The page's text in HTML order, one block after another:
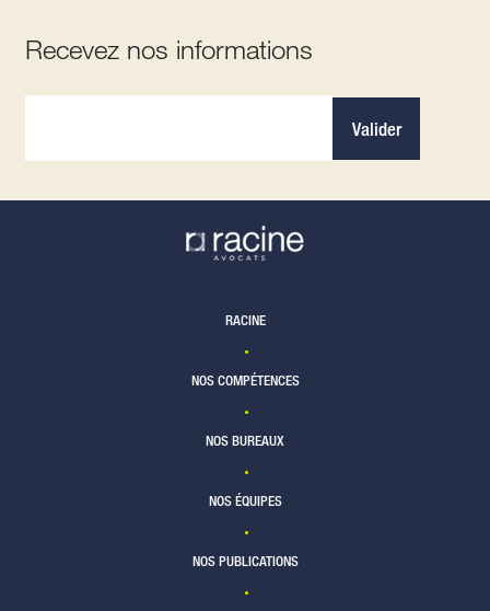
Recevez nos informations
Valider
RACINE
NOS COMPÉTENCES
NOS BUREAUX
NOS ÉQUIPES
NOS PUBLICATIONS